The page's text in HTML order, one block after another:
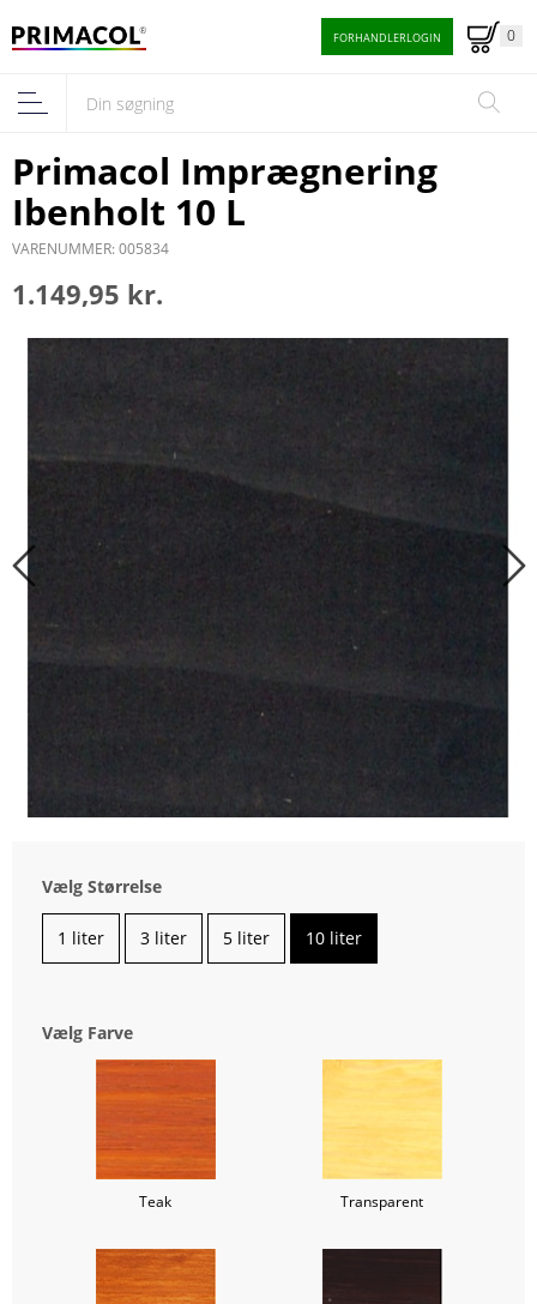
FORHANDLERLOGIN 0
Primacol Imprægnering
Ibenholt 10 L
VARENUMMER: 005834
1.149,95 kr.
Vælg Størrelse
1 liter 3 liter 5 liter 10 liter
Vælg Farve
Teak Transparent